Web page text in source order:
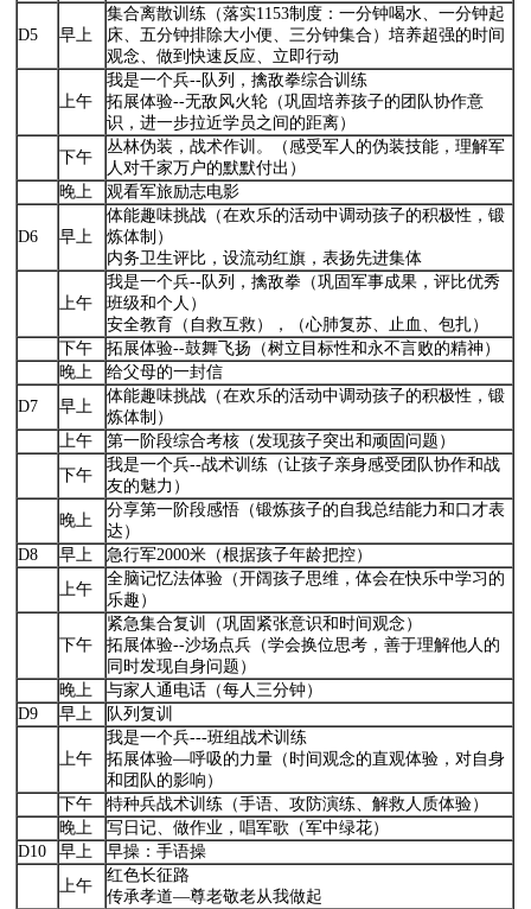
D5 早上
集合离散训练（落实1153制度：一分钟喝水、一分钟起
床、五分钟排除大小便、三分钟集合）培养超强的时间
观念、做到快速反应、立即行动
上午
我是一个兵--队列，擒敌拳综合训练
拓展体验--无敌风火轮（巩固培养孩子的团队协作意
识，进一步拉近学员之间的距离）
下午
丛林伪装，战术作训。（感受军人的伪装技能，理解军
人对千家万户的默默付出）
晚上
观看军旅励志电影
D6 早上
体能趣味挑战（在欢乐的活动中调动孩子的积极性，锻
炼体制）
内务卫生评比，设流动红旗，表扬先进集体
上午
我是一个兵--队列，擒敌拳（巩固军事成果，评比优秀
班级和个人）
安全教育（自救互救），（心肺复苏、止血、包扎）
下午
拓展体验--鼓舞飞扬（树立目标性和永不言败的精神）
晚上
给父母的一封信
D7
早上
体能趣味挑战（在欢乐的活动中调动孩子的积极性，锻
炼体制）
上午
第一阶段综合考核（发现孩子突出和顽固问题）
下午
我是一个兵--战术训练（让孩子亲身感受团队协作和战
友的魅力）
晚上
分享第一阶段感悟（锻炼孩子的自我总结能力和口才表
达）
D8
早上
急行军2000米（根据孩子年龄把控）
上午
全脑记忆法体验（开阔孩子思维，体会在快乐中学习的
乐趣）
下午
紧急集合复训（巩固紧张意识和时间观念）
拓展体验--沙场点兵（学会换位思考，善于理解他人的
同时发现自身问题）
晚上
与家人通电话（每人三分钟）
D9
早上 队列复训
上午
我是一个兵---班组战术训练
拓展体验—呼吸的力量（时间观念的直观体验，对自身
和团队的影响）
下午
特种兵战术训练（手语、攻防演练、解救人质体验）
晚上
写日记、做作业，唱军歌（军中绿花）
D10
早上
早操：手语操
上午
红色长征路
传承孝道—尊老敬老从我做起